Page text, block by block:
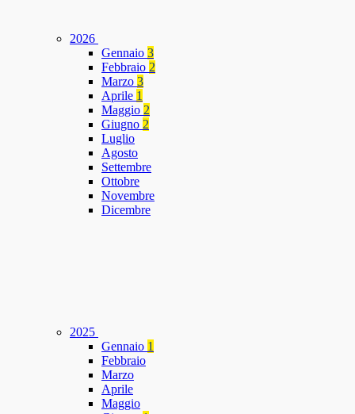
2026
Gennaio 3
Febbraio 2
Marzo 3
Aprile 1
Maggio 2
Giugno 2
Luglio
Agosto
Settembre
Ottobre
Novembre
Dicembre
2025
Gennaio 1
Febbraio
Marzo
Aprile
Maggio